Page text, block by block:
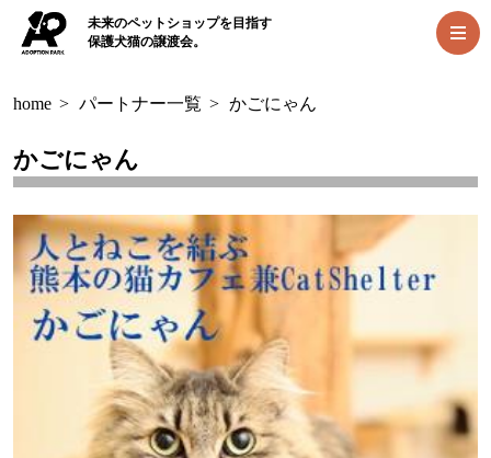
未来のペットショップを目指す
保護犬猫の譲渡会。
home > パートナー一覧 > かごにゃん
かごにゃん